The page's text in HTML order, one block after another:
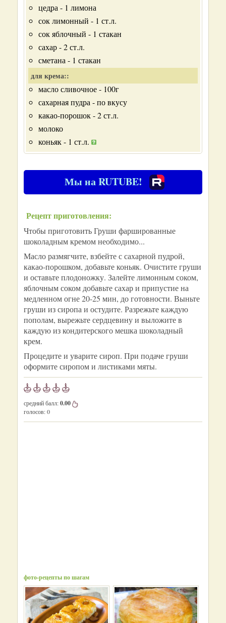
цедра - 1 лимона
сок лимонный - 1 ст.л.
сок яблочный - 1 стакан
сахар - 2 ст.л.
сметана - 1 стакан
для крема::
масло сливочное - 100г
сахарная пудра - по вкусу
какао-порошок - 2 ст.л.
молоко
коньяк - 1 ст.л.
Мы на RUTUBE!
Рецепт приготовления:
Чтобы приготовить Груши фаршированные
шоколадным кремом необходимо...
Масло размягчите, взбейте с сахарной пудрой,
какао-порошком, добавьте коньяк. Очистите груши
и оставьте плодоножку. Залейте лимонным соком,
яблочным соком добавьте сахар и припустие на
медленном огне 20-25 мин, до готовности. Выньте
груши из сиропа и остудите. Разрежьте каждую
пополам, вырежьте сердцевину и выложите в
каждую из кондитерского мешка шоколадный
крем.
Процедите и уварите сироп. При подаче груши
оформите сиропом и листиками мяты.
средний балл:0.00
голосов:0
фото-рецепты по шагам